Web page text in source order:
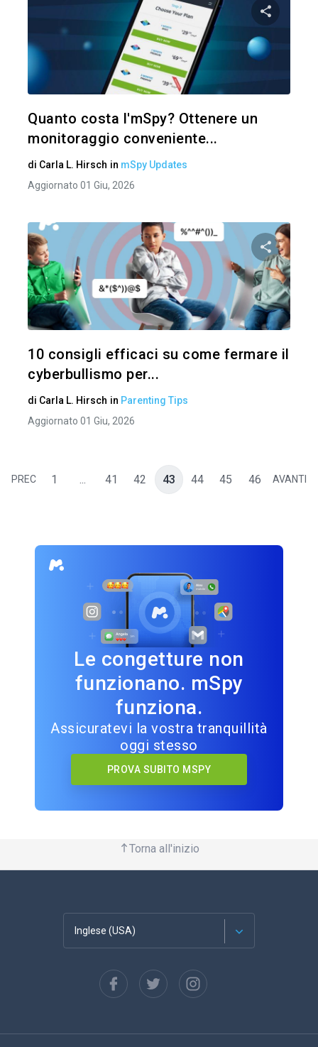
Condividi
Quanto costa l'mSpy? Ottenere un
monitoraggio conveniente...
di Carla L. Hirsch in mSpy Updates
Aggiornato 01 Giu, 2026
Condividi
10 consigli efficaci su come fermare il
cyberbullismo per...
di Carla L. Hirsch in Parenting Tips
Aggiornato 01 Giu, 2026
PREC 1 ... 41 42 43 44 45 46 AVANTI
Le congetture non
funzionano. mSpy
funziona.
Assicuratevi la vostra tranquillità
oggi stesso
PROVA SUBITO MSPY
Torna all'inizio
Inglese (USA)
Español
Deutsch